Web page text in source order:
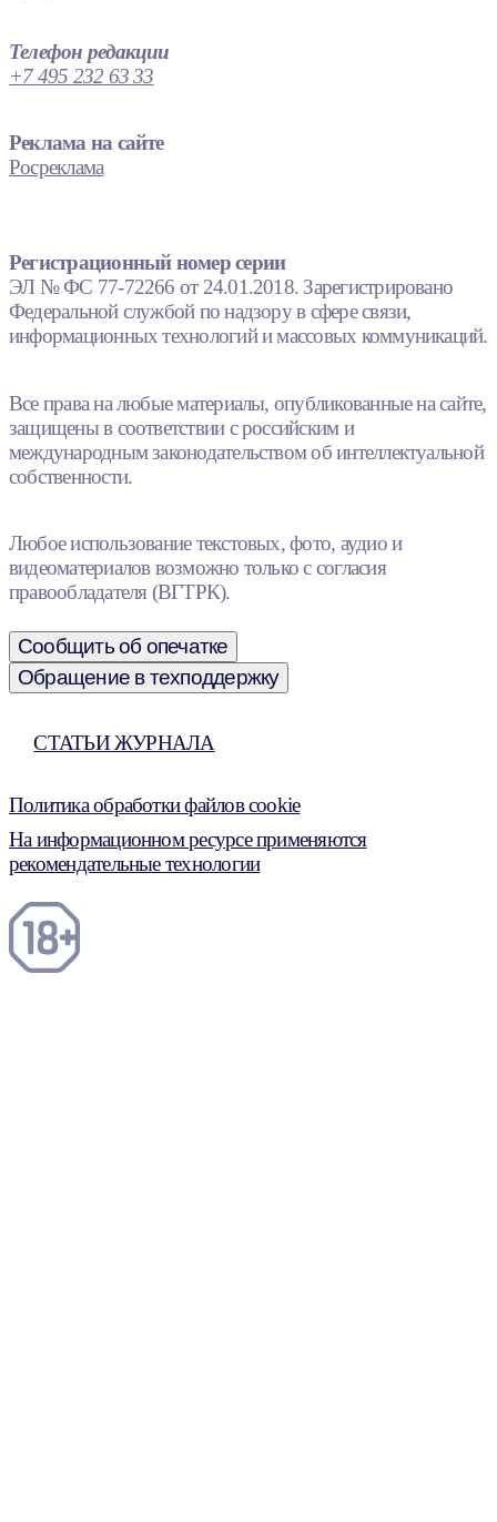
Телефон редакции
+7 495 232 63 33
Реклама на сайте
Росреклама
Регистрационный номер серии
ЭЛ № ФС 77-72266 от 24.01.2018. Зарегистрировано
Федеральной службой по надзору в сфере связи,
информационных технологий и массовых коммуникаций.
Все права на любые материалы, опубликованные на сайте,
защищены в соответствии с российским и
международным законодательством об интеллектуальной
собственности.
Любое использование текстовых, фото, аудио и
видеоматериалов возможно только с согласия
правообладателя (ВГТРК).
Сообщить об опечатке
Обращение в техподдержку
СТАТЬИ ЖУРНАЛА
Политика обработки файлов cookie
На информационном ресурсе применяются
рекомендательные технологии